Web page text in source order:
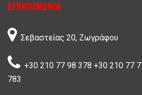
ΕΠΙΚΟΙΝΩΝΊΑ
Σεβαστείας 20, Ζωγράφου
+30 210 77 98 378 +30 210 77
783